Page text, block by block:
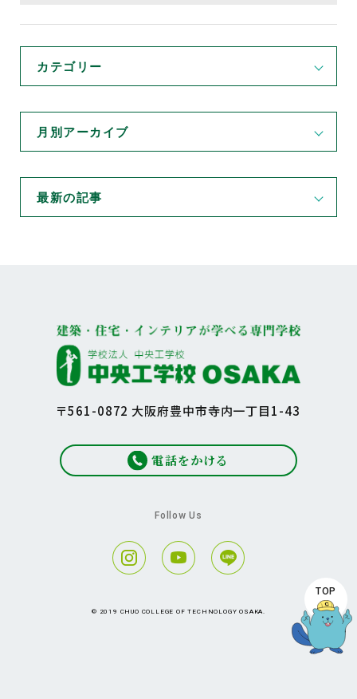
カテゴリー
月別アーカイブ
最新の記事
TOP
〒561-0872 大阪府豊中市寺内一丁目1-43
電話をかける
Follow Us
© 2019 CHUO COLLEGE OF TECHNOLOGY OSAKA.